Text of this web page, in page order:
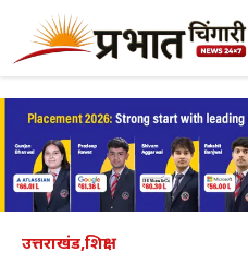
content
उत्तराखंड,शिक्षा